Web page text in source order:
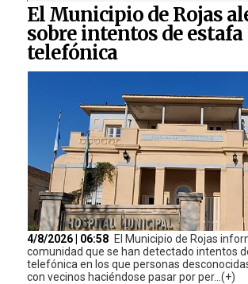
El Municipio de Rojas
sobre intentos de estafa
telefónica
4/8/2026 | 06:58 El Municipio de Rojas
comunidad que se han detectado intentos
telefónica en los que personas
con vecinos haciéndose pasar por per...(+)